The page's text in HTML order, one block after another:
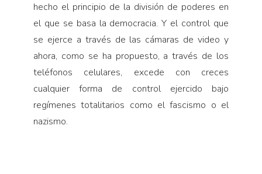
hecho el principio de la división de poderes en
el que se basa la democracia. Y el control que
se ejerce a través de las cámaras de video y
ahora, como se ha propuesto, a través de los
teléfonos celulares, excede con creces
cualquier forma de control ejercido bajo
regímenes totalitarios como el fascismo o el
nazismo.